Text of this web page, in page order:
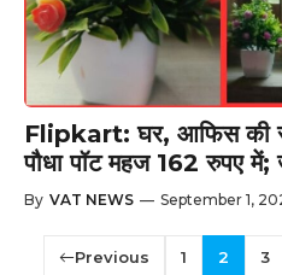
Flipkart: घर, आफिस की
पौधा पॉट महज 162 रुपए में;
By VAT NEWS — September 1,
Previous 1 2 3